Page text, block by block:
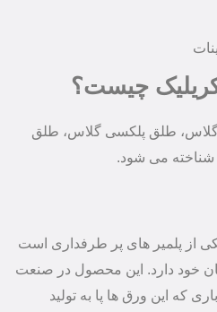
چیست؟
طلق پلکسی گلاس، طلق
شناخته می شود.
از پلمیر های پر طرفداری است
خود دارد. این محصول در صنعت
که این ورق ها پا به تولید